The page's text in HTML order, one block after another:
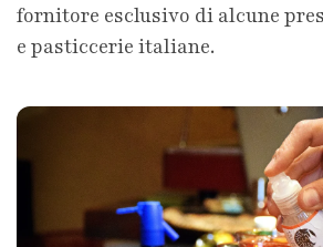
fornitore esclusivo di alcune
e pasticcerie italiane.